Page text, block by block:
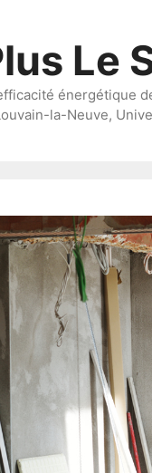
Le
énergétique
la-Neuve,